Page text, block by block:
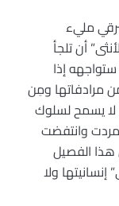
مليء
أن تلجأ
ستواجهه إذا
مرادفاتها ومِن
لا يسمح لسلوك
وانتفضت
الفصيل
ولا